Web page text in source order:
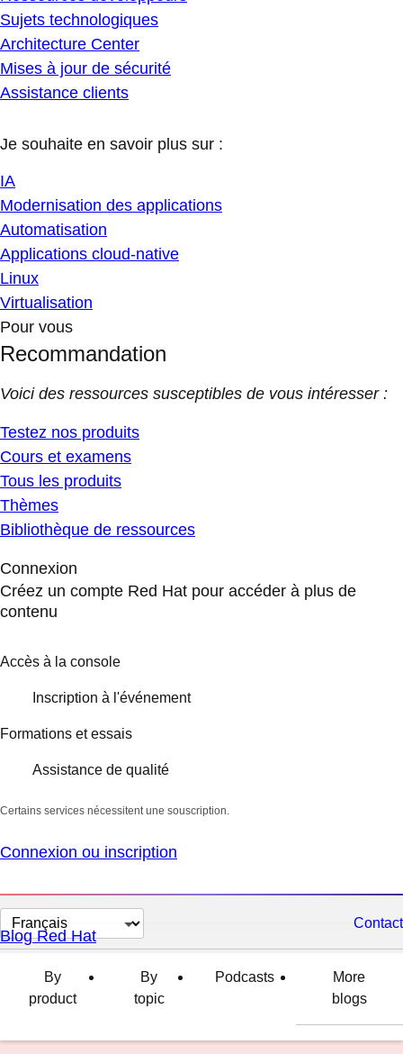
Sujets technologiques
Architecture Center
Mises à jour de sécurité
Assistance clients
Je souhaite en savoir plus sur :
IA
Modernisation des applications
Automatisation
Applications cloud-native
Linux
Virtualisation
Pour vous
Recommandation
Voici des ressources susceptibles de vous intéresser :
Testez nos produits
Cours et examens
Tous les produits
Thèmes
Bibliothèque de ressources
Connexion
Créez un compte Red Hat pour accéder à plus de
contenu
Accès à la console
Inscription à l'événement
Formations et essais
Assistance de qualité
Certains services nécessitent une souscription.
Connexion ou inscription
Changer
la
langue
Contact
Blog Red Hat
By
product
By
topic
Podcasts
More
blogs